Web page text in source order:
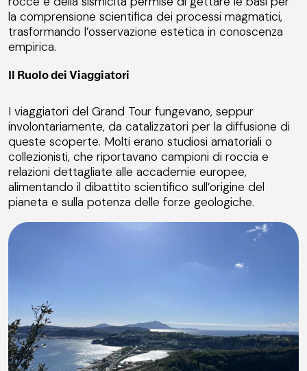
la comprensione scientifica dei processi magmatici,
trasformando l’osservazione estetica in conoscenza
empirica.
Il Ruolo dei Viaggiatori
I viaggiatori del Grand Tour fungevano, seppur
involontariamente, da catalizzatori per la diffusione di
queste scoperte. Molti erano studiosi amatoriali o
collezionisti, che riportavano campioni di roccia e
relazioni dettagliate alle accademie europee,
alimentando il dibattito scientifico sull’origine del
pianeta e sulla potenza delle forze geologiche.